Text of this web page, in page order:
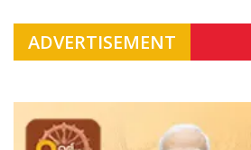
ADVERTISEMENT